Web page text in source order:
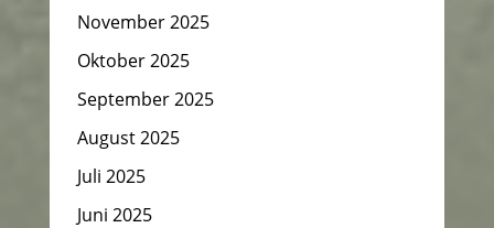
November 2025
Oktober 2025
September 2025
August 2025
Juli 2025
Juni 2025